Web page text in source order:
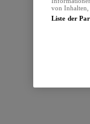
von Inhalten,
Liste der